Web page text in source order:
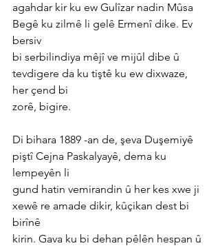
agahdar kir ku ew Gulîzar nadin Mûsa
Begê ku zilmê li gelê Ermenî dike. Ev
bersiv
bi serbilindiya mêjî ve mijûl dibe û
tevdigere da ku tiştê ku ew dixwaze,
her çend bi
zorê, bigire.
Di bihara 1889 -an de, şeva Duşemiyê
piştî Cejna Paskalyayê, dema ku
lempeyên li
gund hatin vemirandin û her kes xwe ji
xewê re amade dikir, kûçikan dest bi
birînê
kirin. Gava ku bi dehan pêlên hespan û